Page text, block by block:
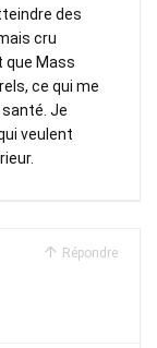
des
cru
que Mass
ce qui me
Je
veulent
Répondre